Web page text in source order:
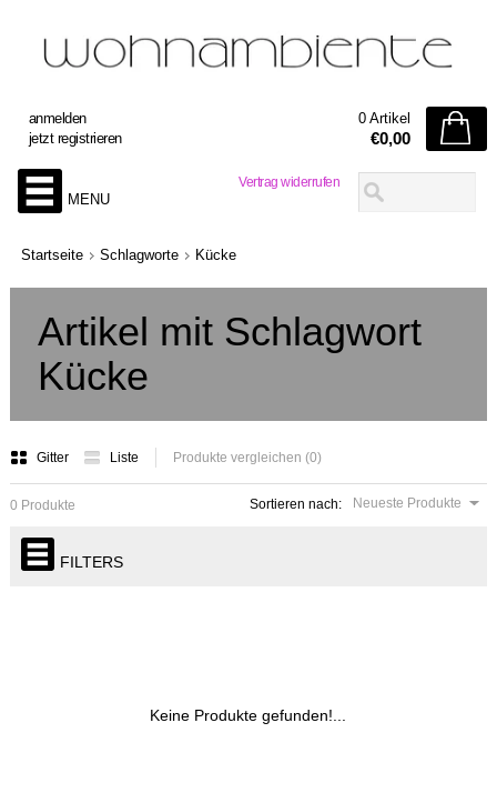
Vertrag widerrufen
anmelden
jetzt registrieren
0 Artikel
€0,00
MENU
Startseite Schlagworte Kücke
Artikel mit Schlagwort
Kücke
Gitter Liste Produkte vergleichen (0)
Sortieren nach: Neueste Produkte
0 Produkte
FILTERS
Keine Produkte gefunden!...